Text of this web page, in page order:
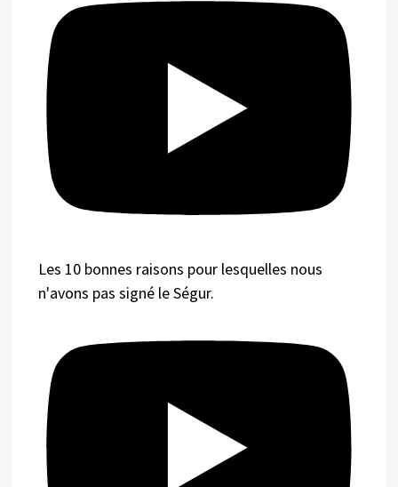
Les 10 bonnes raisons pour lesquelles nous
n'avons pas signé le Ségur.